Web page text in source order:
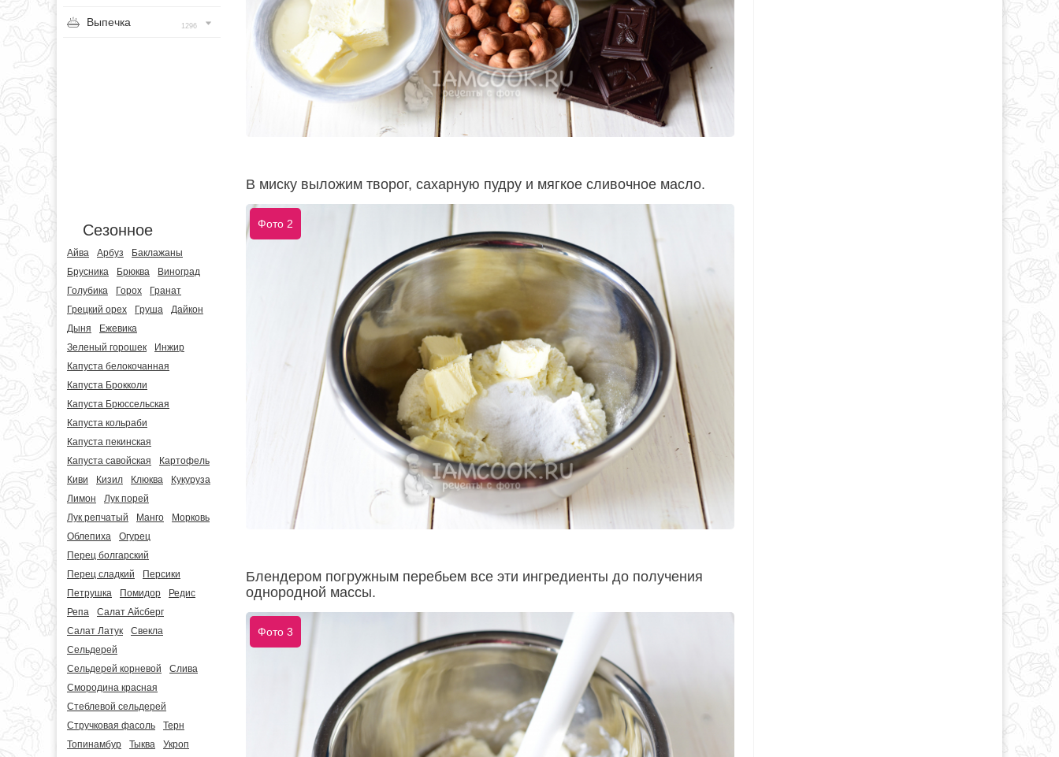
Выпечка 1296
Сезонное
Айва Арбуз
Баклажаны
Брусника
Брюква
Виноград
Голубика
Горох
Гранат
Грецкий орех
Груша
Дайкон
Дыня
Ежевика
Зеленый горошек
Инжир
Капуста белокочанная
Капуста Брокколи
Капуста Брюссельская
Капуста кольраби
Капуста пекинская
Капуста савойская
Картофель
Киви
Кизил Клюква
Кукуруза
Лимон
Лук порей
Лук репчатый
Манго
Морковь
Облепиха
Огурец
Перец болгарский
Перец сладкий
Персики
Петрушка
Помидор
Редис
Репа
Салат Айсберг
Салат Латук
Свекла
Сельдерей
Сельдерей корневой
Слива
Смородина красная
Стеблевой сельдерей
Стручковая фасоль
Терн
Топинамбур
Тыква
Укроп
В миску выложим творог, сахарную пудру и мягкое сливочное масло.
Фото 2
Блендером погружным перебьем все эти ингредиенты до получения
однородной массы.
Фото 3